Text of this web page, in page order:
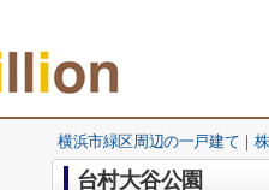
横浜市緑区周辺の一戸建て｜
台村大谷公園